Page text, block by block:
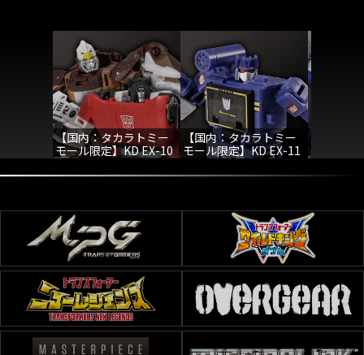
【国内：タカラトミー
モール限定】KD EX-10
マクシマルスカイワー
プ&サイドワイプ
【国内：タカラトミー
モール限定】KD EX-11
サウンドウェーブ
【国内：
モール限
マクシマ
ク&ミラ